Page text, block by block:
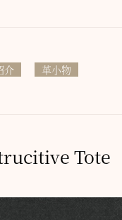
介 革小物